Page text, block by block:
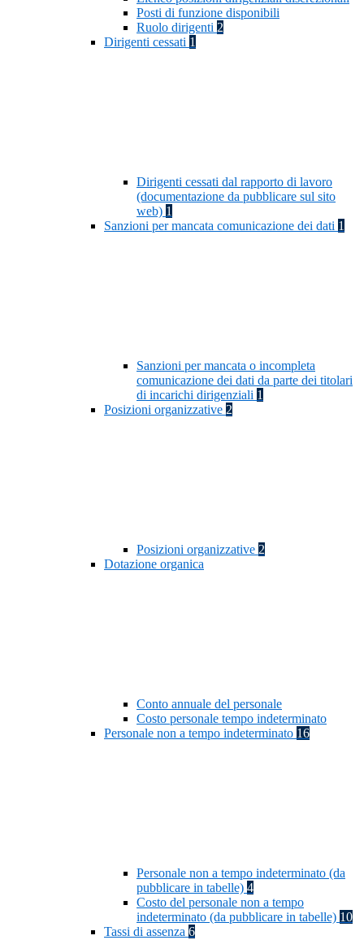
Posti di funzione disponibili
Ruolo dirigenti 2
Dirigenti cessati 1
Dirigenti cessati dal rapporto di lavoro
(documentazione da pubblicare sul sito
web) 1
Sanzioni per mancata comunicazione dei dati 1
Sanzioni per mancata o incompleta
comunicazione dei dati da parte dei titolari
di incarichi dirigenziali 1
Posizioni organizzative 2
Posizioni organizzative 2
Dotazione organica
Conto annuale del personale
Costo personale tempo indeterminato
Personale non a tempo indeterminato 16
Personale non a tempo indeterminato (da
pubblicare in tabelle) 4
Costo del personale non a tempo
indeterminato (da pubblicare in tabelle) 10
Tassi di assenza 6